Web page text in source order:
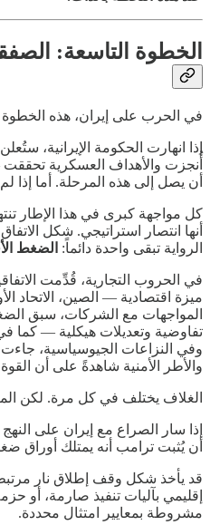
الخطوة التاسعة:
في الحرب على إيران، هذه
إذا انهارت الحكومة الإيرانية،
أُنجزت والأهداف العسكرية
أن يصل إلى هذه المرحلة. أما إذا
كل مواجهة كبرى في هذا الإطار
أنها انتصار استراتيجي. شكل
الرواية تبقى واحدة دائماً: الضغط
في الحروب التجارية، قُدِّمت
ميزة اقتصادية — الصين، الاتحاد
المواجهات مع الشركات، سبق
وفي النزاعات الجيوسياسية، جاءت
والأطر الأمنية شاهدةً على أن
الغلاف يختلف في كل مرة. لكن
إذا سار الصراع مع إيران على النهج
أن يُثبت ترامب أنه يمتلك أوراق
قد يأخذ شكل وقف إطلاق نار مرتبط
إقليمي بآليات تنفيذ صارمة، أو
مشروطة بمعايير امتثال محددة.